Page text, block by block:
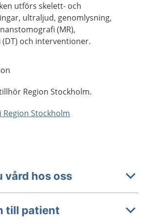
utförs skelett- och
ultraljud, genomlysning,
(MR),
och interventioner.
Region Stockholm.
Stockholm
vård hos oss
till patient